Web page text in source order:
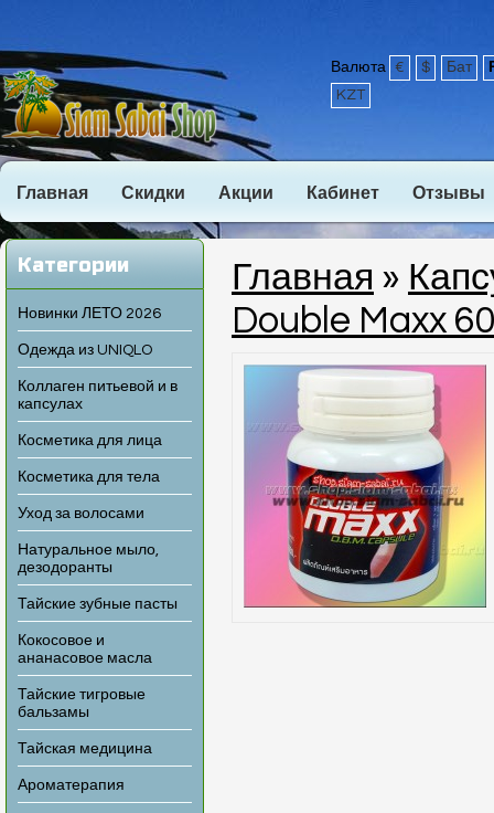
Валюта € $ Бат
KZT
Главная Скидки Акции Кабинет Отзывы
Категории
Новинки ЛЕТО 2026
Одежда из UNIQLO
Коллаген питьевой и в
капсулах
Косметика для лица
Косметика для тела
Уход за волосами
Натуральное мыло,
дезодоранты
Тайские зубные пасты
Кокосовое и
ананасовое масла
Тайские тигровые
бальзамы
Тайская медицина
Ароматерапия
Главная »
Double Maxx